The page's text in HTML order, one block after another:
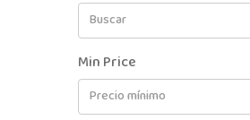
Min Price